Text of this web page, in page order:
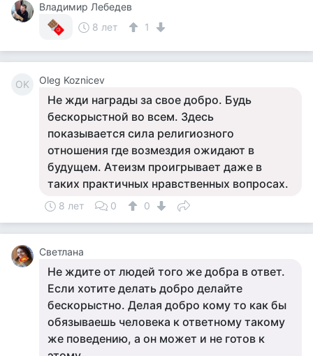
Владимир Лебедев
8 лет
1
OK Oleg Koznicev
Не жди награды за свое добро. Будь
бескорыстной во всем. Здесь
показывается сила религиозного
отношения где возмездия ожидают в
будущем. Атеизм проигрывает даже в
таких практичных нравственных вопросах.
8 лет 0 0
Светлана
Не ждите от людей того же добра в ответ.
Если хотите делать добро делайте
бескорыстно. Делая добро кому то как бы
обязываешь человека к ответному такому
же поведению, а он может и не готов к